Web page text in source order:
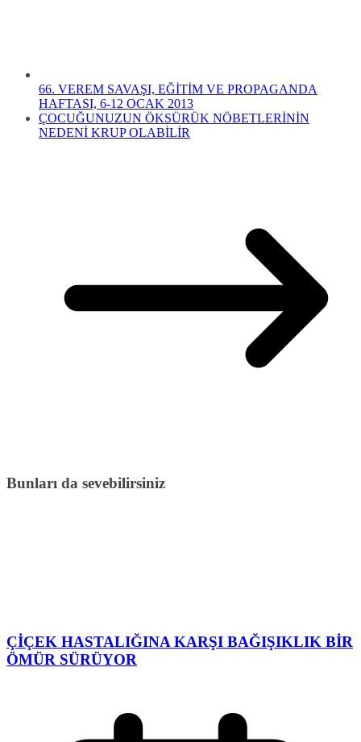
66. VEREM SAVAŞI, EĞİTİM VE PROPAGANDA
HAFTASI, 6-12 OCAK 2013
ÇOCUĞUNUZUN ÖKSÜRÜK NÖBETLERİNİN
NEDENİ KRUP OLABİLİR
Bunları da sevebilirsiniz
ÇİÇEK HASTALIĞINA KARŞI BAĞIŞIKLIK BİR
ÖMÜR SÜRÜYOR